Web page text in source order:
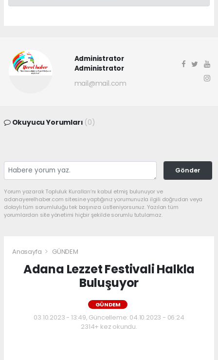
Administrator
Administrator
mail@mail.com
Okuyucu Yorumları (0)
Gönder
Yorum yazarak Topluluk Kuralları’nı kabul etmiş bulunuyor ve
adanayerelhaber.com sitesine yaptığınız yorumunuzla ilgili doğrudan veya
dolaylı tüm sorumluluğu tek başınıza üstleniyorsunuz. Yazılan tüm
yorumlardan site yönetimi hiçbir şekilde sorumlu tutulamaz.
Anasayfa GÜNDEM
Adana Lezzet Festivali Halkla
Buluşuyor
GÜNDEM
03.10.2023 - 13:49, Güncelleme: 04.10.2023 - 06:24
2314+ kez okundu.